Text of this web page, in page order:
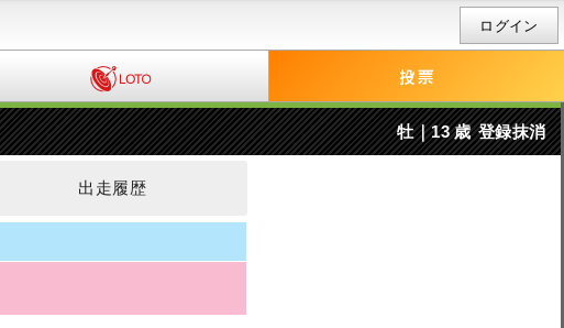
ログイン
牡｜13 歳 登録抹消
出走履歴